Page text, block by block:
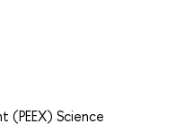
(PEEX) Science